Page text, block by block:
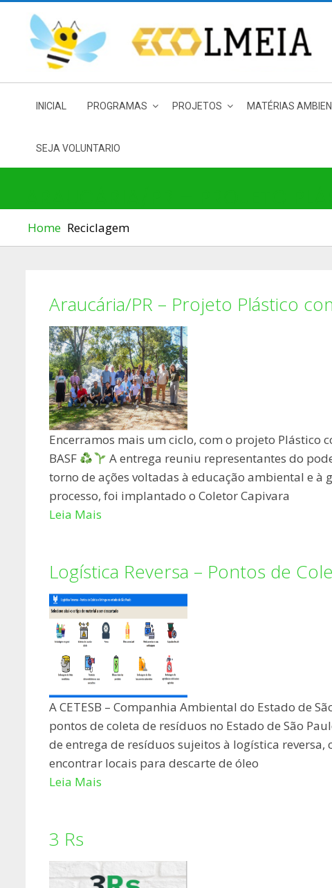
content
INICIAL PROGRAMAS PROJETOS MATÉRIAS
SEJA VOLUNTARIO
Home Reciclagem
Araucária/PR – Projeto Plástico
Encerramos mais um ciclo, com o projeto Plástico
BASF
A entrega reuniu representantes do
torno de ações voltadas à educação ambiental e à
processo, foi implantado o Coletor Capivara
Leia Mais
Logística Reversa – Pontos de
A CETESB – Companhia Ambiental do Estado de
pontos de coleta de resíduos no Estado de São
de entrega de resíduos sujeitos à logística
encontrar locais para descarte de óleo
Leia Mais
3 Rs